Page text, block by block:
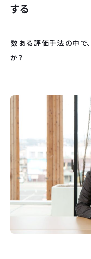
する
――数ある評価手法の中で
か？